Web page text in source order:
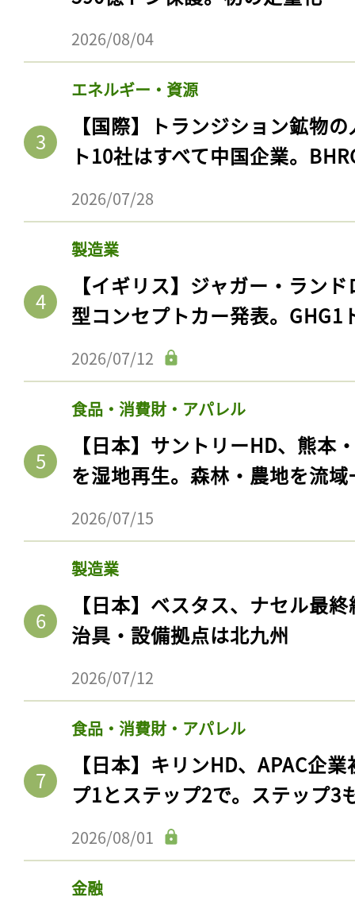
2026/08/04
エネルギー・資源
【国際】トランジション鉱物
ト10社はすべて中国企業。
2026/07/28
製造業
【イギリス】ジャガー・ラン
型コンセプトカー発表。GHG1
2026/07/12
食品・消費財・アパレル
【日本】サントリーHD、熊本
を湿地再生。森林・農地を流
2026/07/15
製造業
【日本】ベスタス、ナセル最
治具・設備拠点は北九州
2026/07/12
食品・消費財・アパレル
【日本】キリンHD、APAC企
プ1とステップ2で。ステップ3
2026/08/01
金融